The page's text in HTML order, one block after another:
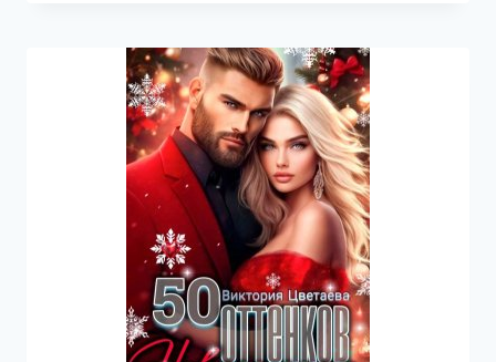
ОТКАЗ
—
ВИКТОРИЯ
ЦВЕТАЕВА